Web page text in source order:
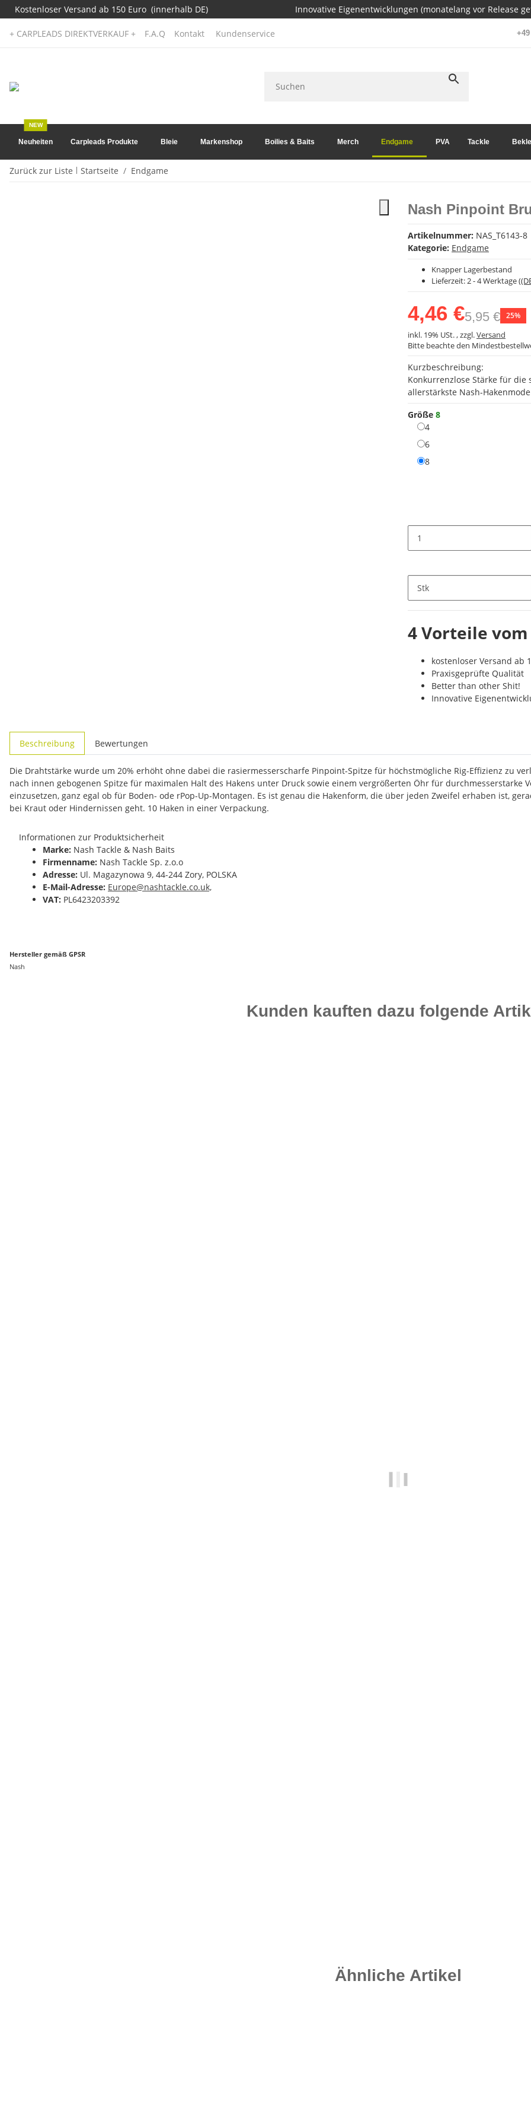
Kostenloser Versand ab 150 Euro (innerhalb DE) Innovative Eigenentwicklungen (monatelang vor Release
+ CARPLEADS DIREKTVERKAUF + F.A.Q Kontakt Kundenservice
Neuheiten
NEW
Carpleads Produkte Bleie Markenshop Boilies & Baits Merch Endgame PVA Tackle
Zurück zur Liste Startseite Endgame
Nash Pinpoint
Artikelnummer: NAS_T6143-8
Kategorie: Endgame
Knapper Lagerbestand
Lieferzeit: 2 - 4 Werktage
4,46 €5,95 € 25%
inkl. 19% USt. , zzgl.Versand
Bitte beachte den
Kurzbeschreibung:
Konkurrenzlose Stärke für
allerstärkste Nash-
Größe 8
44
66
88
Stk
4 Vorteile
kostenloser Versand ab
Praxisgeprüfte Qualität
Better than other Shit!
Innovative
Beschreibung Bewertungen
Die Drahtstärke wurde um 20% erhöht ohne dabei die rasiermesserscharfe Pinpoint-Spitze für höchstmögliche Rig-Effizienz zu
nach innen gebogenen Spitze für maximalen Halt des Hakens unter Druck sowie einem vergrößerten Öhr für durchmesserstarke
einzusetzen, ganz egal ob für Boden- ode rPop-Up-Montagen. Es ist genau die Hakenform, die über jeden Zweifel erhaben ist,
bei Kraut oder Hindernissen geht. 10 Haken in einer Verpackung.
Informationen zur Produktsicherheit
Marke: Nash Tackle & Nash Baits
Firmenname: Nash Tackle Sp. z.o.o
Adresse: Ul. Magazynowa 9, 44-244 Zory, POLSKA
E-Mail-Adresse: Europe@nashtackle.co.uk,
VAT: PL6423203392
Hersteller gemäß GPSR
Nash
Kunden kauften dazu folgende
Ähnliche Artikel